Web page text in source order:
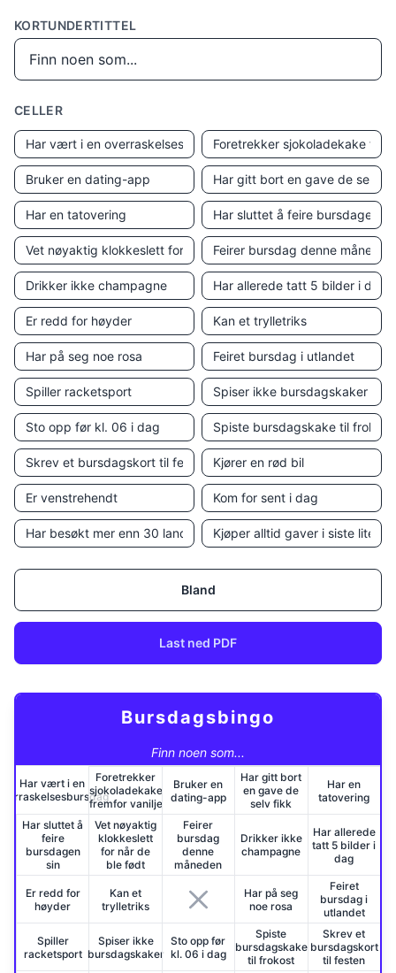
KORTUNDERTITTEL
CELLER
Bland
Last ned PDF
Bursdagsbingo
Finn noen som...
Har vært i en
Foretrekker
sjokoladekake
fremfor vanilje
Bruker en
dating-app
Har gitt bort
en gave de
selv fikk
Har en
tatovering
Har sluttet å
feire
bursdagen
sin
Vet nøyaktig
klokkeslett
for når de
ble født
Feirer
bursdag
denne
måneden
Drikker ikke
champagne
Har allerede
tatt 5 bilder i
dag
Er redd for
høyder
Kan et
trylletriks
Har på seg
noe rosa
Feiret
bursdag i
utlandet
Spiller
racketsport
Spiser ikke
bursdagskaker
Sto opp før
kl. 06 i dag
Spiste
bursdagskake
til frokost
Skrev et
bursdagskort
til festen